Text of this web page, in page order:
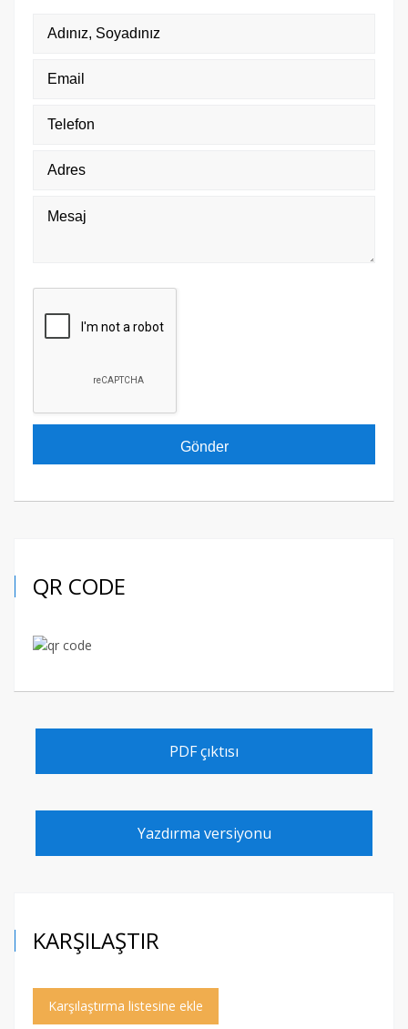
QR CODE
PDF çıktısı
Yazdırma versiyonu
KARŞILAŞTIR
Karşılaştırma listesine ekle